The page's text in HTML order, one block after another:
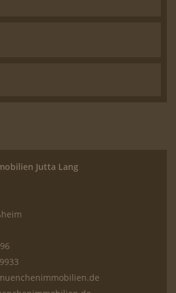
Jutta Lang